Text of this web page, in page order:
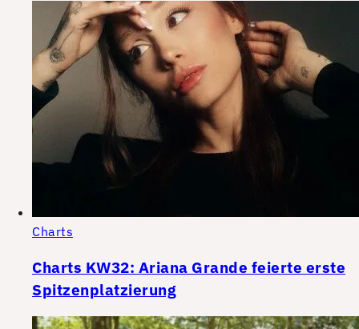
Charts
Charts KW32: Ariana Grande feierte erste
Spitzenplatzierung